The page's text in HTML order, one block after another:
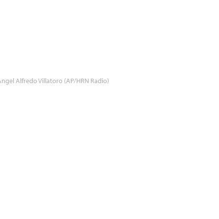
Alfredo Villatoro (AP/HRN Radio)